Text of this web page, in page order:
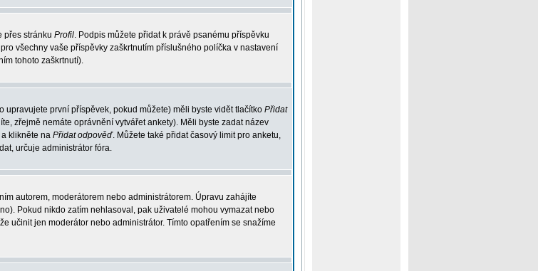
přes stránku Profil. Podpis můžete přidat k právě psanému příspěvku
všechny vaše příspěvky zaškrtnutím příslušného políčka v nastavení
tohoto zaškrtnutí).
první příspěvek, pokud můžete) měli byste vidět tlačítko Přidat
zřejmě nemáte oprávnění vytvářet ankety). Měli byste zadat název
klikněte na Přidat odpověď. Můžete také přidat časový limit pro anketu,
určuje administrátor fóra.
autorem, moderátorem nebo administrátorem. Úpravu zahájíte
Pokud nikdo zatím nehlasoval, pak uživatelé mohou vymazat nebo
učinit jen moderátor nebo administrátor. Tímto opatřením se snažíme